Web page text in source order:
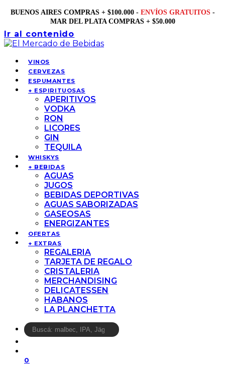
BUENOS AIRES COMPRAS + $100.000 - ENVÍOS GRATUITOS -
MAR DEL PLATA COMPRAS + $50.000
Ir al contenido
VINOS
CERVEZAS
ESPUMANTES
+ ESPIRITUOSAS
APERITIVOS
VODKA
RON
LICORES
GIN
TEQUILA
WHISKYS
+ BEBIDAS
AGUAS
JUGOS
BEBIDAS DEPORTIVAS
AGUAS SABORIZADAS
GASEOSAS
ENERGIZANTES
OFERTAS
+ EXTRAS
REGALERIA
TARJETA DE REGALO
CRISTALERIA
MERCHANDISING
DELICATESSEN
HABANOS
LA PLANCHETTA
0